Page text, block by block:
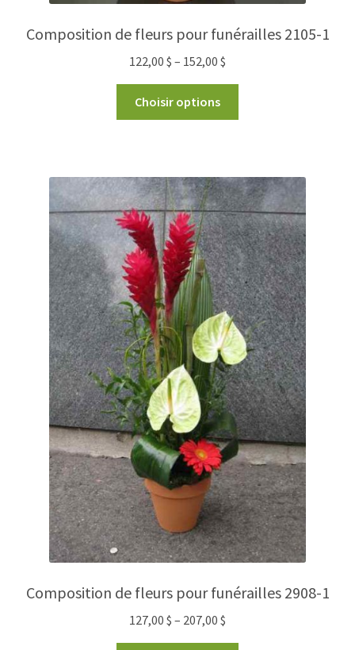
Composition de fleurs pour funérailles 2105-1
122,00 $ – 152,00 $
Choisir options
Composition de fleurs pour funérailles 2908-1
127,00 $ – 207,00 $